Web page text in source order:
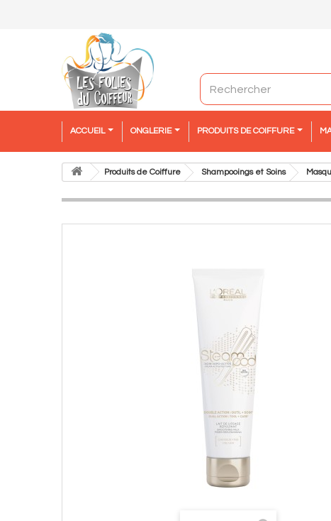
ACCUEIL ONGLERIE PRODUITS DE COIFFURE
Produits de Coiffure Shampooings et Soins